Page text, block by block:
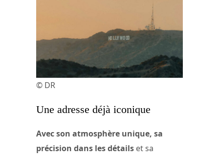
© DR
Une adresse déjà iconique
Avec son atmosphère unique, sa
précision dans les détails et sa